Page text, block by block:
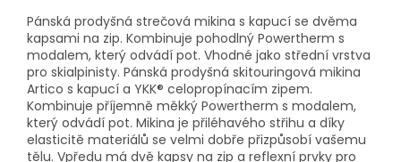
Pánská prodyšná strečová mikina s kapucí se dvěma
kapsami na zip. Kombinuje pohodlný Powertherm s
modalem, který odvádí pot. Vhodné jako střední vrstva
pro skialpinisty. Pánská prodyšná skitouringová mikina
Artico s kapucí a YKK® celopropínacím zipem.
Kombinuje příjemně měkký Powertherm s modalem,
který odvádí pot. Mikina je přiléhavého střihu a díky
elasticitě materiálů se velmi dobře přizpůsobí vašemu
tělu. Vpředu má dvě kapsy na zip a reflexní prvky pro